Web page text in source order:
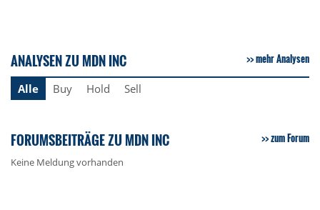
ANALYSEN ZU MDN INC mehr Analysen
Alle Buy Hold Sell
FORUMSBEITRÄGE ZU MDN INC zum Forum
Keine Meldung vorhanden